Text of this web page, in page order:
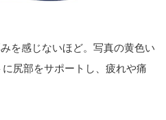
を感じないほど。写真の黄色い
尻部をサポートし、疲れや痛